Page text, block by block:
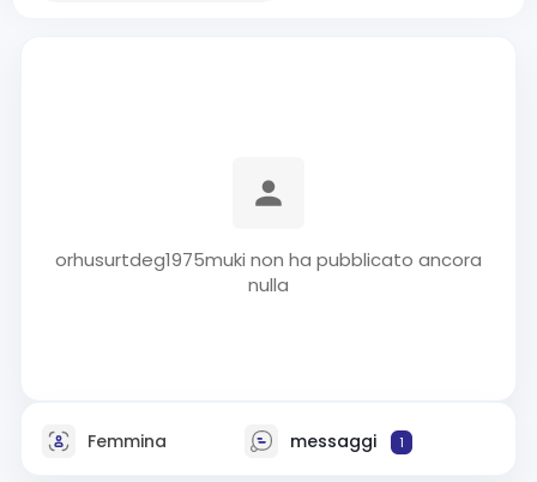
orhusurtdeg1975muki non ha pubblicato ancora
nulla
Femmina messaggi 1